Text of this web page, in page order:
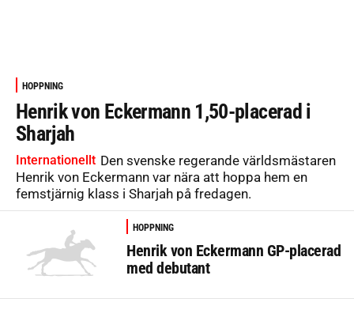
HOPPNING
Henrik von Eckermann 1,50-placerad i
Sharjah
Internationellt Den svenske regerande världsmästaren
Henrik von Eckermann var nära att hoppa hem en
femstjärnig klass i Sharjah på fredagen.
HOPPNING
Henrik von Eckermann GP-placerad
med debutant